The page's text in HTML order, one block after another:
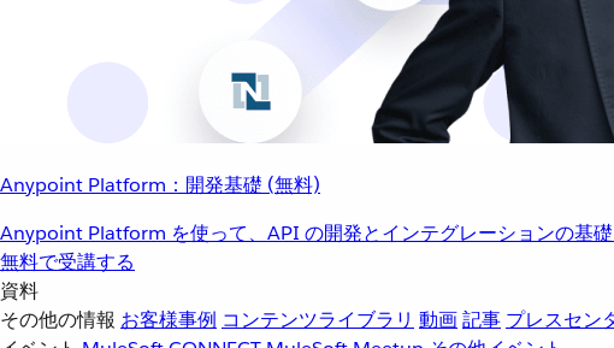
Anypoint Platform：開発基礎 (無料)
Anypoint Platform を使って、API の開発とインテグレーションの基
無料で受講する
資料
その他の情報 お客様事例 コンテンツライブラリ 動画記事 プレスセン